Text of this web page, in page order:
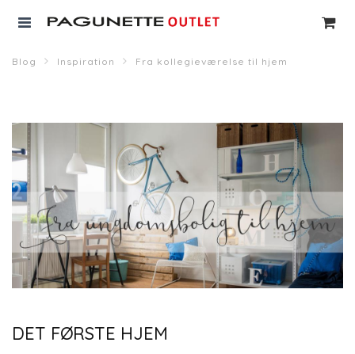
Blog Inspiration Fra kollegieværelse til hjem
DET FØRSTE HJEM